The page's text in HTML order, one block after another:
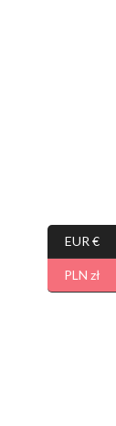
EUR €
PLN zł